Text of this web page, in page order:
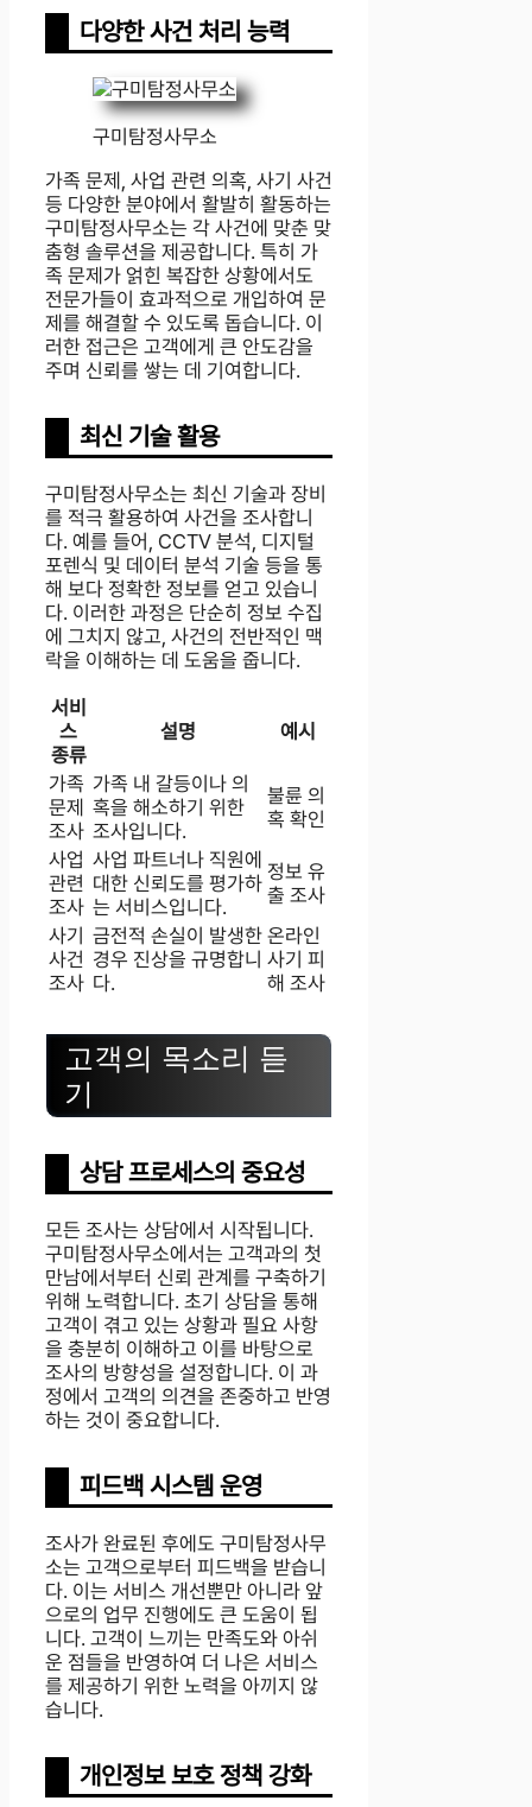
다양한 사건 처리 능력
구미탐정사무소
가족 문제, 사업 관련 의혹, 사기 사건
등 다양한 분야에서 활발히 활동하는
구미탐정사무소는 각 사건에 맞춘 맞
춤형 솔루션을 제공합니다. 특히 가
족 문제가 얽힌 복잡한 상황에서도
전문가들이 효과적으로 개입하여 문
제를 해결할 수 있도록 돕습니다. 이
러한 접근은 고객에게 큰 안도감을
주며 신뢰를 쌓는 데 기여합니다.
최신 기술 활용
구미탐정사무소는 최신 기술과 장비
를 적극 활용하여 사건을 조사합니
다. 예를 들어, CCTV 분석, 디지털
포렌식 및 데이터 분석 기술 등을 통
해 보다 정확한 정보를 얻고 있습니
다. 이러한 과정은 단순히 정보 수집
에 그치지 않고, 사건의 전반적인 맥
락을 이해하는 데 도움을 줍니다.
서비
스
종류
설명 예시
가족
문제
조사
가족 내 갈등이나 의
혹을 해소하기 위한
조사입니다.
불륜 의
혹 확인
사업
관련
조사
사업 파트너나 직원에
대한 신뢰도를 평가하
는 서비스입니다.
정보 유
출 조사
사기
사건
조사
금전적 손실이 발생한
경우 진상을 규명합니
다.
온라인
사기 피
해 조사
고객의 목소리 듣
기
상담 프로세스의 중요성
모든 조사는 상담에서 시작됩니다.
구미탐정사무소에서는 고객과의 첫
만남에서부터 신뢰 관계를 구축하기
위해 노력합니다. 초기 상담을 통해
고객이 겪고 있는 상황과 필요 사항
을 충분히 이해하고 이를 바탕으로
조사의 방향성을 설정합니다. 이 과
정에서 고객의 의견을 존중하고 반영
하는 것이 중요합니다.
피드백 시스템 운영
조사가 완료된 후에도 구미탐정사무
소는 고객으로부터 피드백을 받습니
다. 이는 서비스 개선뿐만 아니라 앞
으로의 업무 진행에도 큰 도움이 됩
니다. 고객이 느끼는 만족도와 아쉬
운 점들을 반영하여 더 나은 서비스
를 제공하기 위한 노력을 아끼지 않
습니다.
개인정보 보호 정책 강화